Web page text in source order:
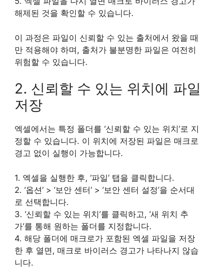
해제된 것을 확인할 수 있습니다.
이 과정은 파일이 신뢰할 수 있는 출처에서 왔을 때
만 적용해야 하며, 출처가 불분명한 파일은 여전히
위험할 수 있습니다.
2. 신뢰할 수 있는 위치에 파일
저장
엑셀에서는 특정 폴더를 ‘신뢰할 수 있는 위치’로 지
정할 수 있습니다. 이 위치에 저장된 파일은 매크로
경고 없이 실행이 가능합니다.
1. 엑셀을 실행한 후, ‘파일’ 탭을 클릭합니다.
2. ‘옵션’ > ‘보안 센터’ > ‘보안 센터 설정’을 순서대
로 선택합니다.
3. ‘신뢰할 수 있는 위치’를 클릭하고, ‘새 위치 추
가’를 통해 원하는 폴더를 지정합니다.
4. 해당 폴더에 매크로가 포함된 엑셀 파일을 저장
한 후 열면, 매크로 바이러스 경고가 나타나지 않습
니다.